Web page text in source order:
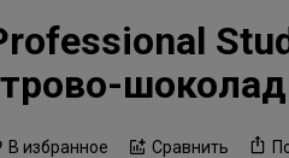
В избранное Сравнить